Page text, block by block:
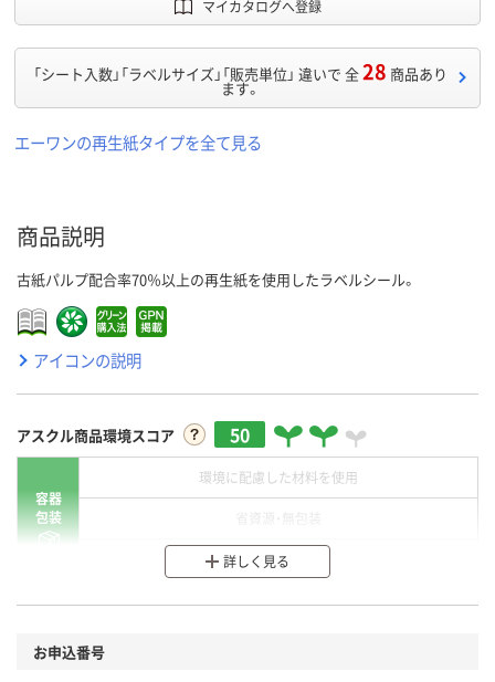
マイカタログへ登録
「シート入数」「ラベルサイズ」「販売単位」 違いで 全28 商品あり
ます。
エーワンの再生紙タイプを全て見る
商品説明
古紙パルプ配合率70％以上の再生紙を使用したラベルシール。
アイコンの説明
アスクル商品環境スコア 50
容器
包装
環境に配慮した材料を使用
分別・リサイクルしやすい設計
本体
詳しく見る
お申込番号